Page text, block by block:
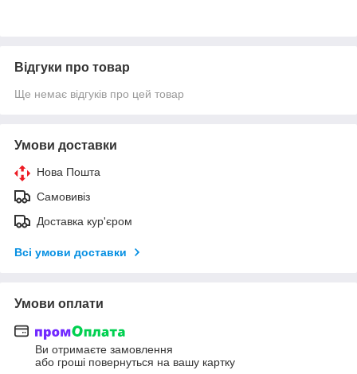
Відгуки про товар
Ще немає відгуків про цей товар
Умови доставки
Нова Пошта
Самовивіз
Доставка кур'єром
Всі умови доставки
Умови оплати
Ви отримаєте замовлення
або гроші повернуться на вашу картку